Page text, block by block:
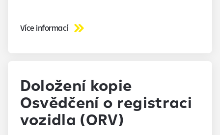
Více informací
Doložení kopie
Osvědčení o registraci
vozidla (ORV)